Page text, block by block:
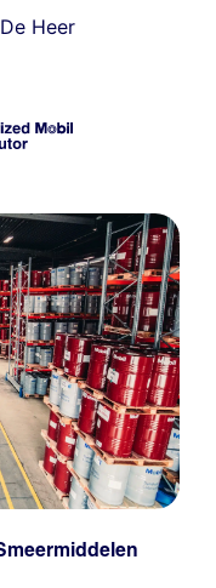
De Heer